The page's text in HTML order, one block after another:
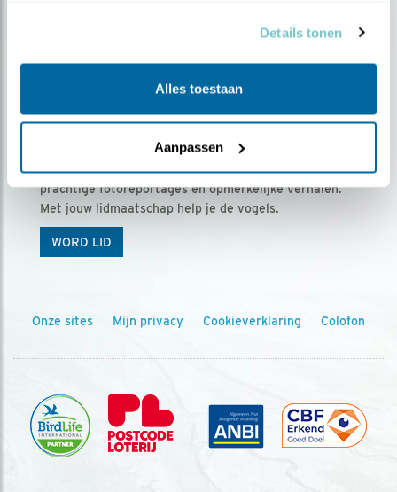
Details tonen
Alles toestaan
Aanpassen
Ontvang 5 x Vogels voor € 36,00 per jaar
Vogels is het tijdschrift voor onze leden, met
prachtige fotoreportages en opmerkelijke verhalen.
Met jouw lidmaatschap help je de vogels.
WORD LID
Onze sites Mijn privacy Cookieverklaring Colofon